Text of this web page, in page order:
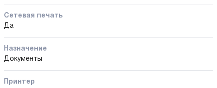
Сетевая печать
Да
Назначение
Документы
Принтер